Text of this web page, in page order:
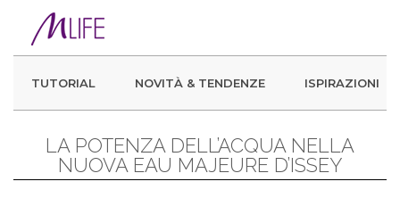
TUTORIAL NOVITÀ & TENDENZE ISPIRAZIONI
LA POTENZA DELL’ACQUA NELLA
NUOVA EAU MAJEURE D’ISSEY